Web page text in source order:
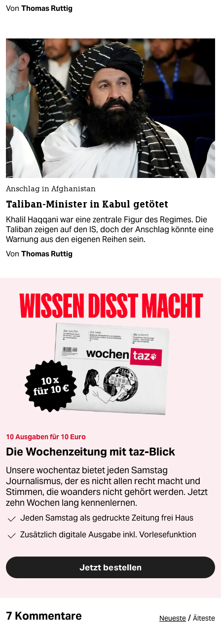
Von Thomas Ruttig
Anschlag in Afghanistan
Taliban-Minister in Kabul getötet
Khalil Haqqani war eine zentrale Figur des Regimes. Die
Taliban zeigen auf den IS, doch der Anschlag könnte eine
Warnung aus den eigenen Reihen sein.
Von Thomas Ruttig
10 Ausgaben für 10 Euro
Die Wochenzeitung mit taz-Blick
Unsere wochentaz bietet jeden Samstag
Journalismus, der es nicht allen recht macht und
Stimmen, die woanders nicht gehört werden. Jetzt
zehn Wochen lang kennenlernen.
Jeden Samstag als gedruckte Zeitung frei Haus
Zusätzlich digitale Ausgabe inkl. Vorlesefunktion
Jetzt bestellen
7 Kommentare Neueste / Älteste